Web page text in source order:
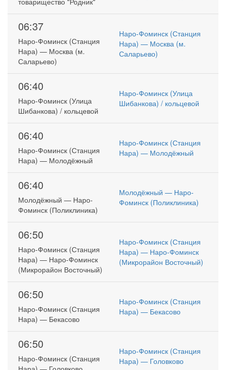
06:37
Наро-Фоминск (Станция
Нара) — Москва (м.
Саларьево)
Наро-Фоминск (Станция
Нара) — Москва (м.
Саларьево)
06:40
Наро-Фоминск (Улица
Шибанкова) / кольцевой
Наро-Фоминск (Улица
Шибанкова) / кольцевой
06:40
Наро-Фоминск (Станция
Нара) — Молодёжный
Наро-Фоминск (Станция
Нара) — Молодёжный
06:40
Молодёжный — Наро-
Фоминск (Поликлиника)
Молодёжный — Наро-
Фоминск (Поликлиника)
06:50
Наро-Фоминск (Станция
Нара) — Наро-Фоминск
(Микрорайон Восточный)
Наро-Фоминск (Станция
Нара) — Наро-Фоминск
(Микрорайон Восточный)
06:50
Наро-Фоминск (Станция
Нара) — Бекасово
Наро-Фоминск (Станция
Нара) — Бекасово
06:50
Наро-Фоминск (Станция
Наро-Фоминск (Станция
Нара) — Головково